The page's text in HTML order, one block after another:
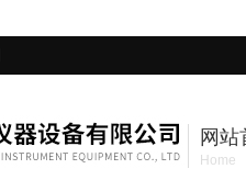
网站
Home